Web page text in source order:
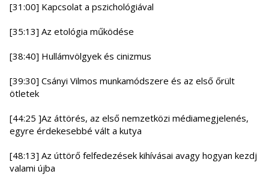
[31:00] Kapcsolat a pszichológiával
[35:13] Az etológia működése
[38:40] Hullámvölgyek és cinizmus
[39:30] Csányi Vilmos munkamódszere és az első őrült
ötletek
[44:25 ]Az áttörés, az első nemzetközi médiamegjelenés,
egyre érdekesebbé vált a kutya
[48:13] Az úttörő felfedezések kihívásai avagy hogyan kezdj
valami újba